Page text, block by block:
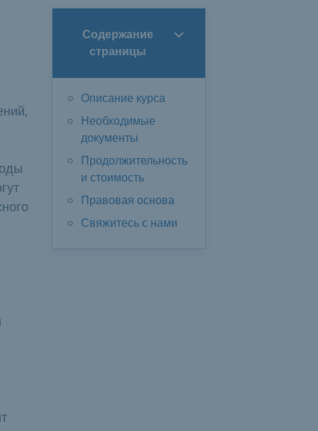
Содержание
страницы
Описание курса
Необходимые
документы
Продолжительность
и стоимость
Правовая основа
Свяжитесь с нами